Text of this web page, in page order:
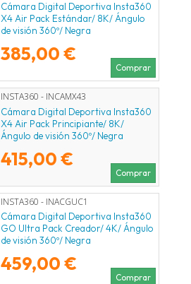
Cámara Digital Deportiva Insta360
X4 Air Pack Estándar/ 8K/ Ángulo
de visión 360º/ Negra
385,00 €
Comprar
INSTA360 - INCAMX43
Cámara Digital Deportiva Insta360
X4 Air Pack Principiante/ 8K/
Ángulo de visión 360º/ Negra
415,00 €
Comprar
INSTA360 - INACGUC1
Cámara Digital Deportiva Insta360
GO Ultra Pack Creador/ 4K/ Ángulo
de visión 360º/ Negra
459,00 €
Comprar